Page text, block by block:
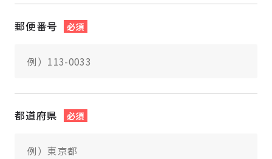
郵便番号 必須
都道府県 必須